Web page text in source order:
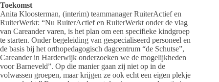
Toekomst
Anita Kloosterman, (interim) teammanager RuiterActief en
RuiterWerkt: “Nu RuiterActief en RuiterWerkt onder de vlag
van Careander varen, is het plan om een specifieke kindgroep
te starten. Onder begeleiding van gespecialiseerd personeel en
de basis bij het orthopedagogisch dagcentrum “de Schutse”,
Careander in Harderwijk onderzoeken we de mogelijkheden
voor Barneveld”. Op die manier gaan zij niet op in de
volwassen groepen, maar krijgen ze ook echt een eigen plekje